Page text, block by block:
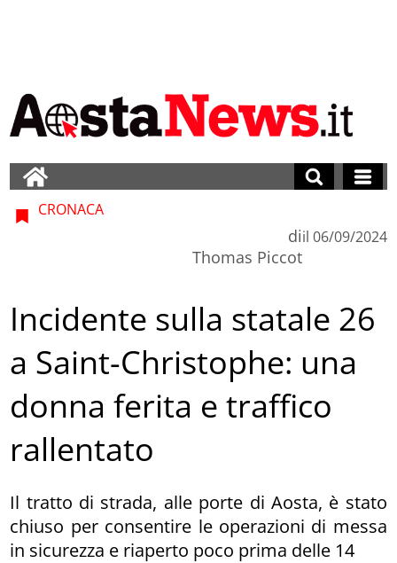
CRONACA
di
Thomas Piccot
il 06/09/2024
Incidente sulla statale 26
a Saint-Christophe: una
donna ferita e traffico
rallentato
Il tratto di strada, alle porte di Aosta, è stato
chiuso per consentire le operazioni di messa
in sicurezza e riaperto poco prima delle 14